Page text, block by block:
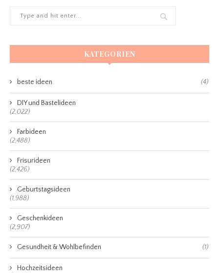
KATEGORIEN
beste ideen (4)
DIY und Bastelideen
(2,022)
Farbideen
(2,488)
Frisurideen
(2,426)
Geburtstagsideen
(1,988)
Geschenkideen
(2,907)
Gesundheit & Wohlbefinden (1)
Hochzeitsideen